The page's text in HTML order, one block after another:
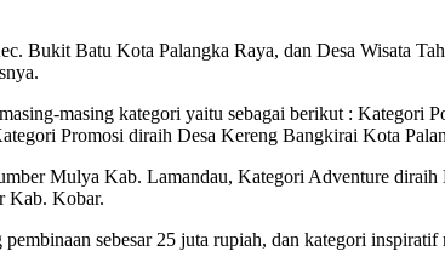
Bukit Batu Kota Palangka Raya, dan Desa Wisata
masing kategori yaitu sebagai berikut : Kategori
Promosi diraih Desa Kereng Bangkirai Kota
Mulya Kab. Lamandau, Kategori Adventure
Kab. Kobar.
sebesar 25 juta rupiah, dan kategori inspiratif